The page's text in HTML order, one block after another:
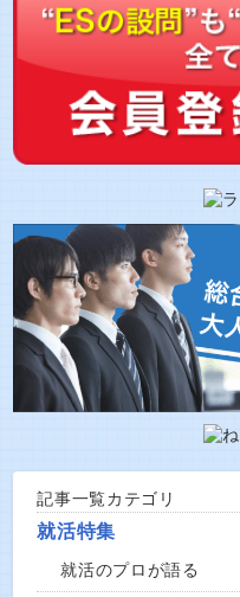
記事一覧カテゴリ
就活特集
就活のプロが語る